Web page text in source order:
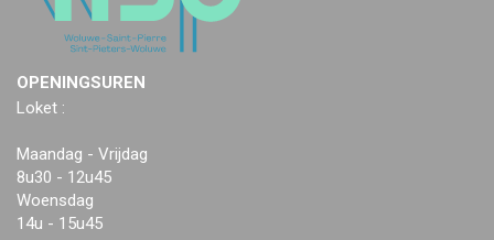
OPENINGSUREN
Loket :
Maandag - Vrijdag
8u30 - 12u45
Woensdag
14u - 15u45